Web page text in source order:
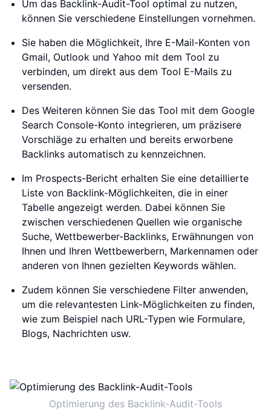
Um das Backlink-Audit-Tool optimal zu nutzen,
können Sie verschiedene Einstellungen vornehmen.
Sie haben die Möglichkeit, Ihre E-Mail-Konten von
Gmail, Outlook und Yahoo mit dem Tool zu
verbinden, um direkt aus dem Tool E-Mails zu
versenden.
Des Weiteren können Sie das Tool mit dem Google
Search Console-Konto integrieren, um präzisere
Vorschläge zu erhalten und bereits erworbene
Backlinks automatisch zu kennzeichnen.
Im Prospects-Bericht erhalten Sie eine detaillierte
Liste von Backlink-Möglichkeiten, die in einer
Tabelle angezeigt werden. Dabei können Sie
zwischen verschiedenen Quellen wie organische
Suche, Wettbewerber-Backlinks, Erwähnungen von
Ihnen und Ihren Wettbewerbern, Markennamen oder
anderen von Ihnen gezielten Keywords wählen.
Zudem können Sie verschiedene Filter anwenden,
um die relevantesten Link-Möglichkeiten zu finden,
wie zum Beispiel nach URL-Typen wie Formulare,
Blogs, Nachrichten usw.
Optimierung des Backlink-Audit-Tools